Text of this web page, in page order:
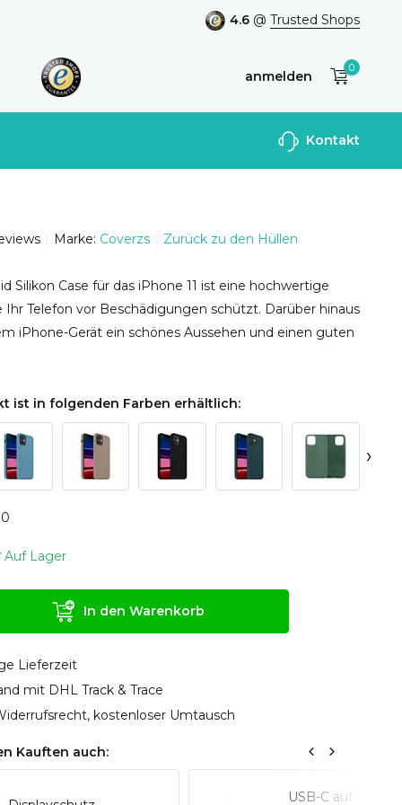
4.6 @ Trusted Shops
anmelden
Benutzerkonto
0
Kontakt
Marke: Coverzs Zurück zu den Hüllen
Silikon Case für das iPhone 11 ist eine hochwertige
Ihr Telefon vor Beschädigungen schützt. Darüber hinaus
iPhone-Gerät ein schönes Aussehen und einen guten
ist in folgenden Farben erhältlich:
›
0
Auf Lager
In den Warenkorb
Lieferzeit
mit DHL Track & Trace
kostenloser Umtausch
Kauften auch:
USB-C auf